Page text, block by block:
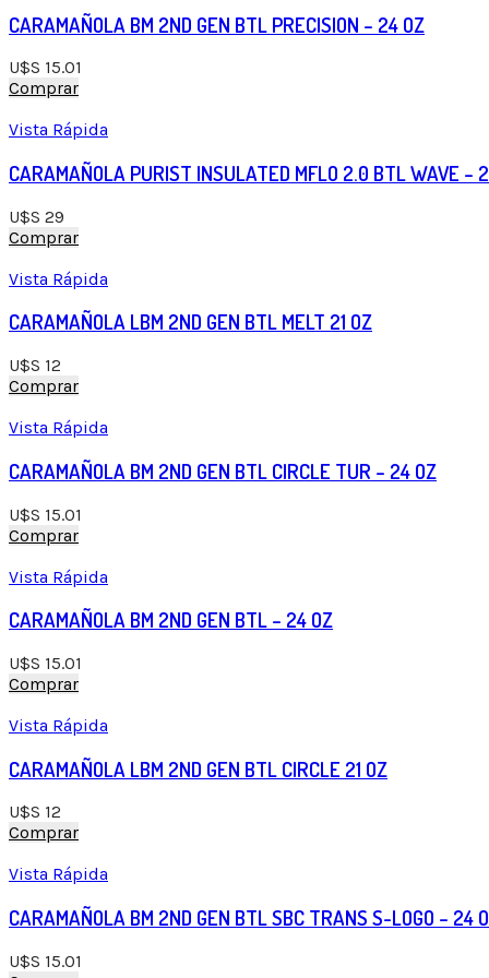
CARAMAÑOLA BM 2ND GEN BTL PRECISION – 24 OZ
U$S 15.01
Comprar
Vista Rápida
CARAMAÑOLA PURIST INSULATED MFLO 2.0 BTL WAVE –
U$S 29
Comprar
Vista Rápida
CARAMAÑOLA LBM 2ND GEN BTL MELT 21 OZ
U$S 12
Comprar
Vista Rápida
CARAMAÑOLA BM 2ND GEN BTL CIRCLE TUR – 24 OZ
U$S 15.01
Comprar
Vista Rápida
CARAMAÑOLA BM 2ND GEN BTL – 24 OZ
U$S 15.01
Comprar
Vista Rápida
CARAMAÑOLA LBM 2ND GEN BTL CIRCLE 21 OZ
U$S 12
Comprar
Vista Rápida
CARAMAÑOLA BM 2ND GEN BTL SBC TRANS S-LOGO – 24
U$S 15.01